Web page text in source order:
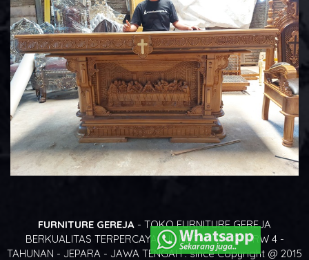
FURNITURE GEREJA - TOKO FURNITURE GEREJA
BERKUALITAS TERPERCAYA . JL KECAPI RT .24 . RW 4 -
TAHUNAN - JEPARA - JAWA TENGAH . since Copyright @ 2015